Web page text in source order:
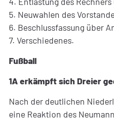
5. Neuwahlen des
6. Beschlussfassung über
7. Verschiedenes.
Fußball
1A erkämpft sich Dreier
Nach der deutlichen
eine Reaktion des